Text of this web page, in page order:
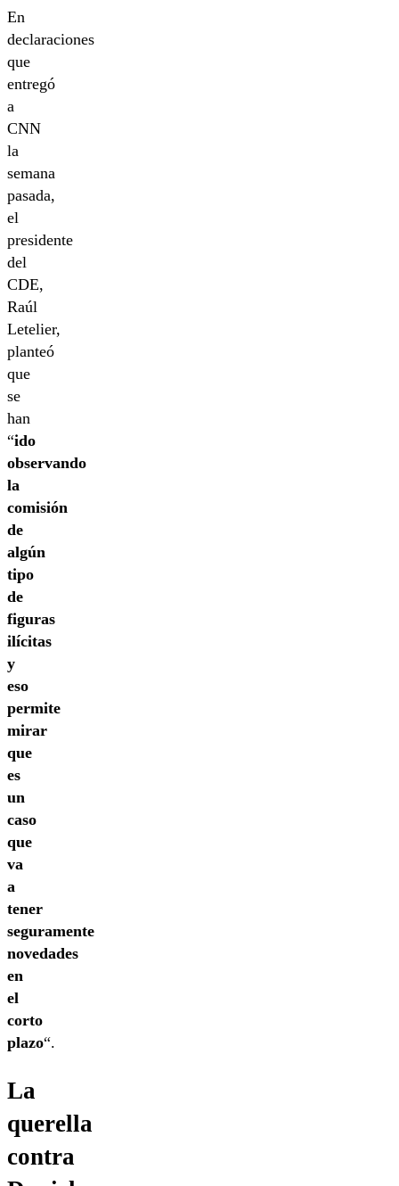
En
declaraciones
que
entregó
a
CNN
la
semana
pasada,
el
presidente
del
CDE,
Raúl
Letelier,
planteó
que
se
han
“ido
observando
la
comisión
de
algún
tipo
de
figuras
ilícitas
y
eso
permite
mirar
que
es
un
caso
que
va
a
tener
seguramente
novedades
en
el
corto
plazo“.
La
querella
contra